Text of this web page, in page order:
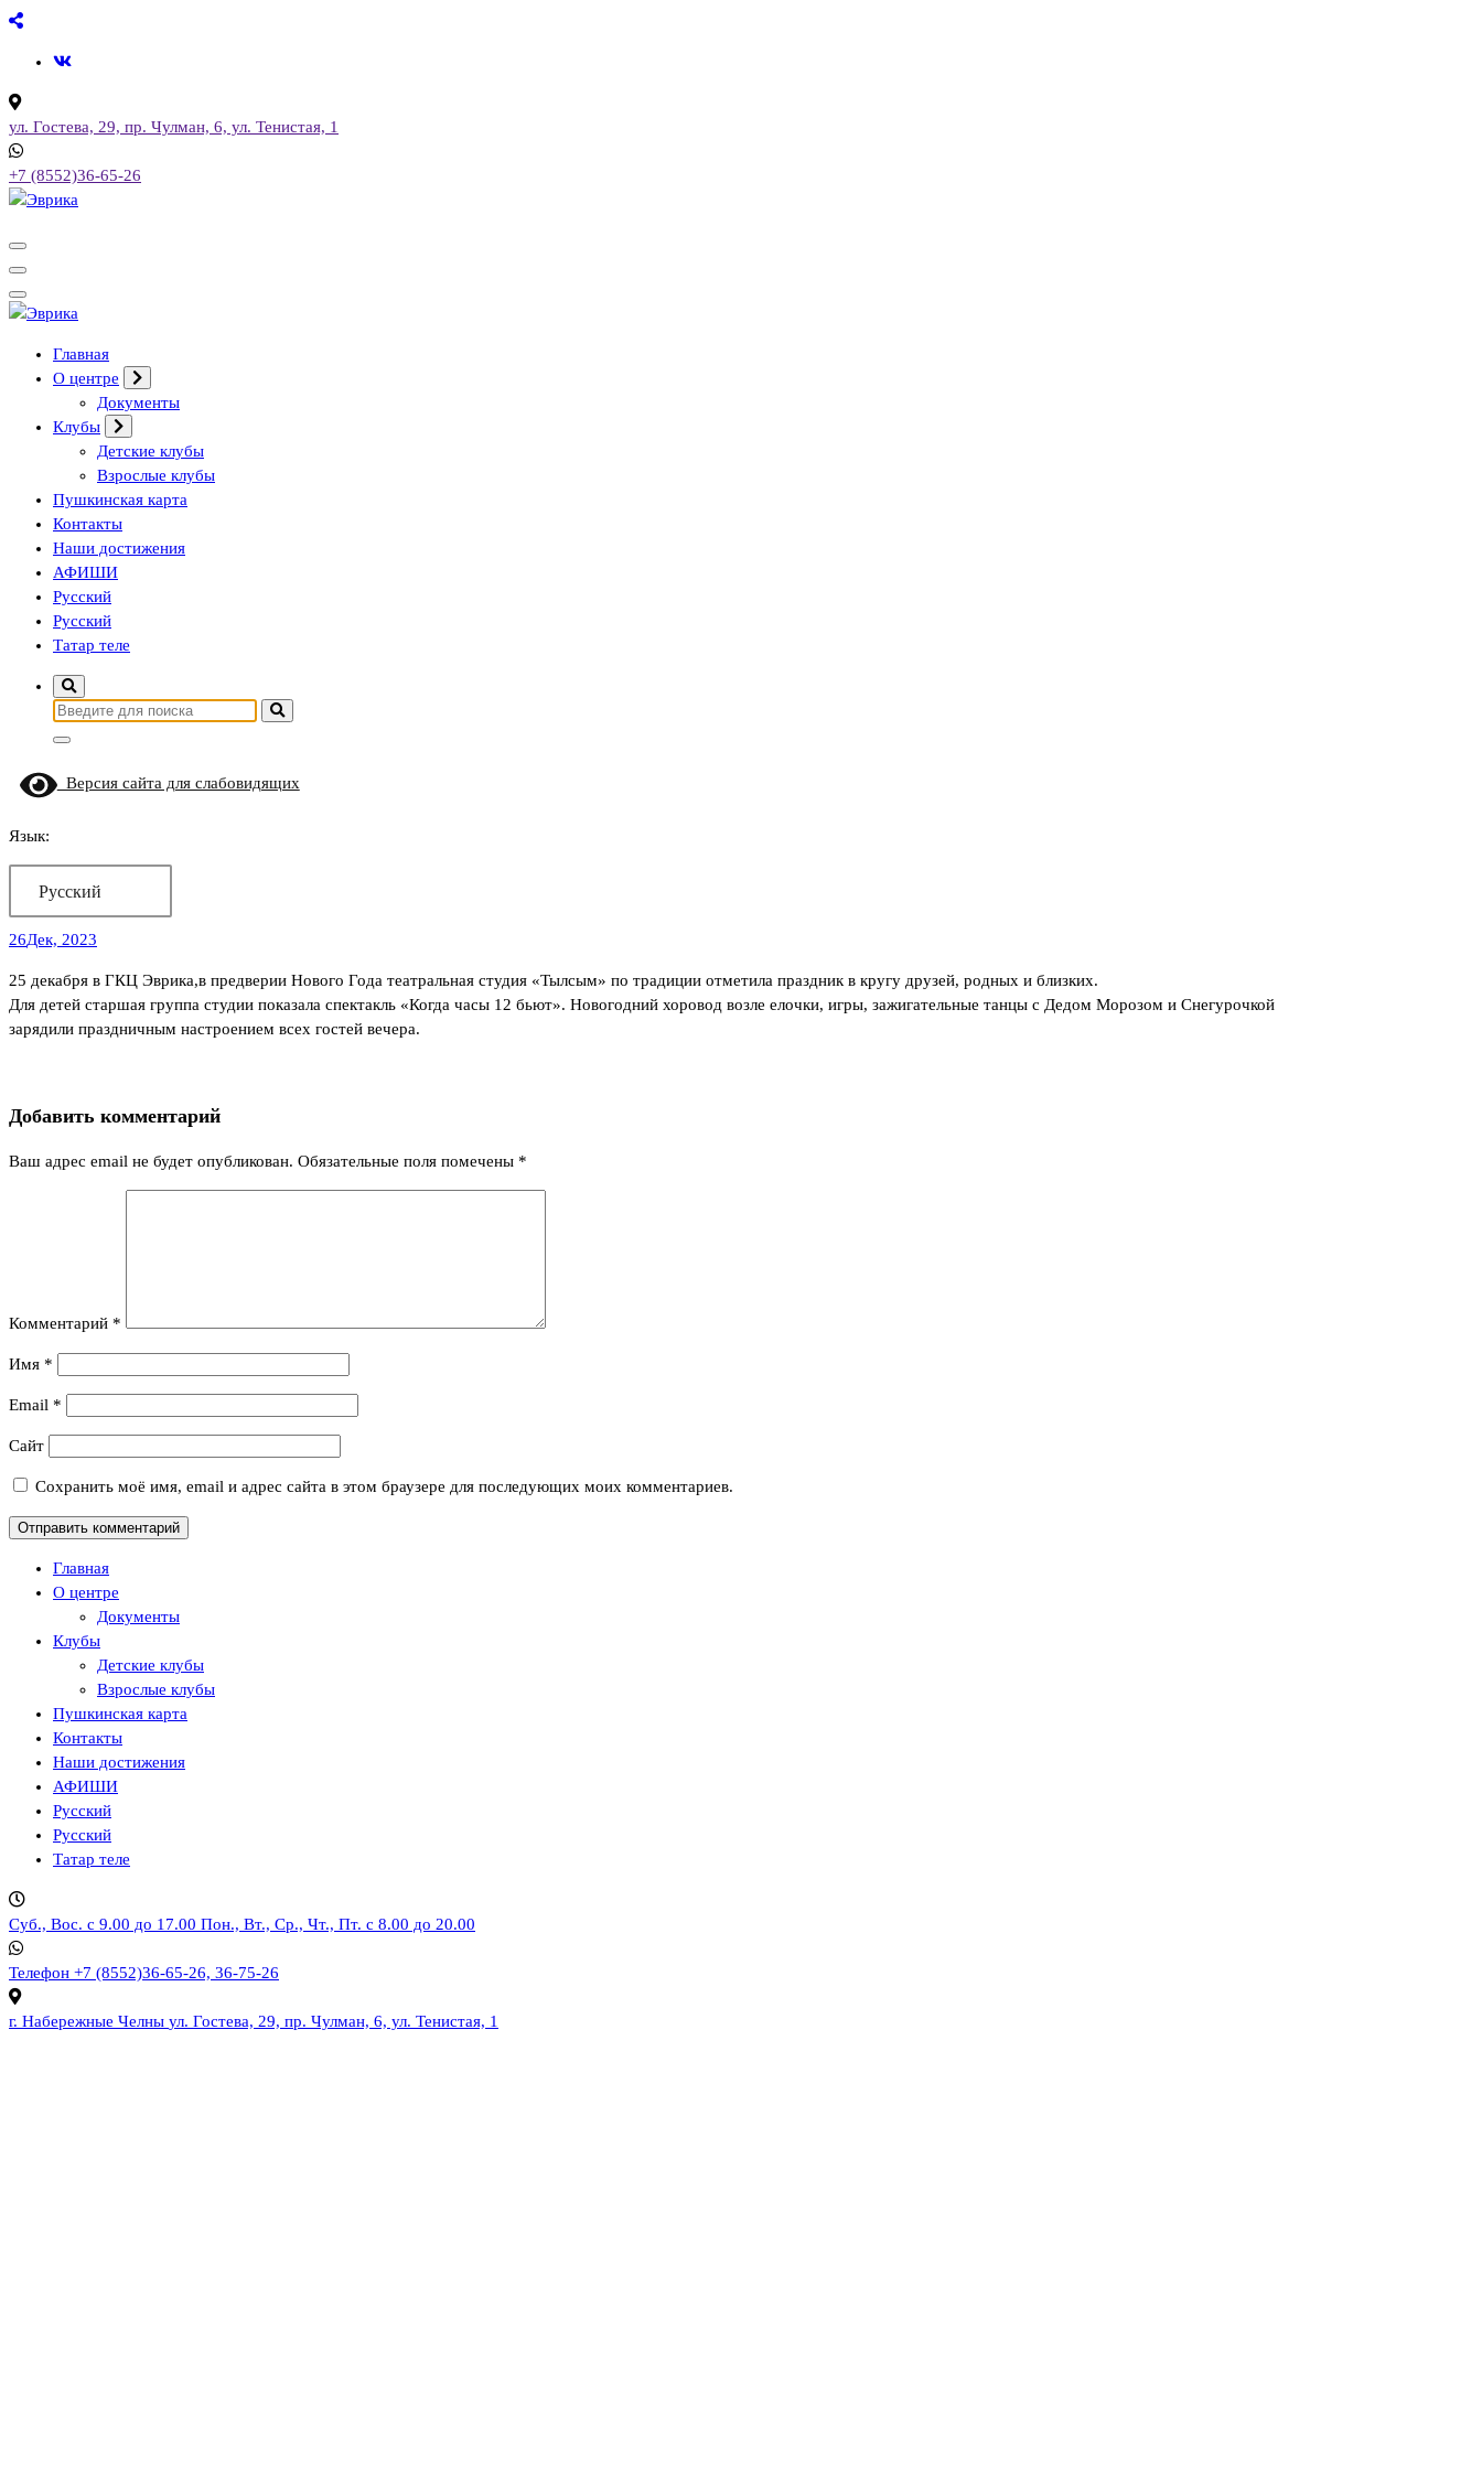
Перейти
содержимому
ул. Гостева, 29, пр. Чулман, 6, ул. Тенистая, 1
+7 (8552)36-65-26
Городской культурный центр, г. Набережные Челны
Городской культурный центр, г. Набережные Челны
Главная
О центре
Документы
Клубы
Детские клубы
Взрослые клубы
Пушкинская карта
Контакты
Наши достижения
АФИШИ
Русский
Русский
Татар теле
Найти:
Версия сайта для слабовидящих
Язык:
Русский
26Дек, 2023
25 декабря в ГКЦ Эврика,в предверии Нового Года театральная студия «Тылсым» по традиции отметила праздник в кругу друзей, родных и близких.
Для детей старшая группа студии показала спектакль «Когда часы 12 бьют». Новогодний хоровод возле елочки, игры, зажигательные танцы с Дедом Морозом и Снегурочкой
зарядили праздничным настроением всех гостей вечера.
Добавить комментарий
Ваш адрес email не будет опубликован. Обязательные поля помечены *
Комментарий *
Имя *
Email *
Сайт
Сохранить моё имя, email и адрес сайта в этом браузере для последующих моих комментариев.
Главная
О центре
Документы
Клубы
Детские клубы
Взрослые клубы
Пушкинская карта
Контакты
Наши достижения
АФИШИ
Русский
Русский
Татар теле
Суб., Вос. с 9.00 до 17.00 Пон., Вт., Ср., Чт., Пт. с 8.00 до 20.00
Телефон +7 (8552)36-65-26, 36-75-26
г. Набережные Челны ул. Гостева, 29, пр. Чулман, 6, ул. Тенистая, 1